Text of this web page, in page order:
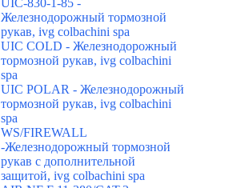
UIC-830-1-85 -
Железнодорожный тормозной
рукав, ivg colbachini spa
UIC COLD - Железнодорожный
тормозной рукав, ivg colbachini
spa
UIC POLAR - Железнодорожный
тормозной рукав, ivg colbachini
spa
WS/FIREWALL
-Железнодорожный тормозной
рукав с дополнительной
защитой, ivg colbachini spa